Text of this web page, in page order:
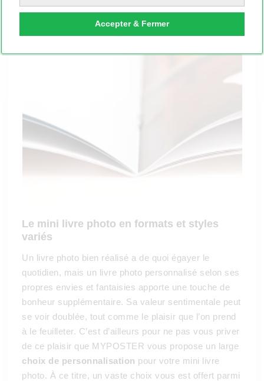
Accepter & Fermer
Faites-vous donc plaisir !
Le mini livre photo en formats et styles
variés
Un livre photo bien réalisé a de quoi égayer le
quotidien, mais un livre photo personnalisé selon ses
propres envies et fantaisies apporte une touche de
bonheur supplémentaire. Sa valeur sentimentale peut
se voir doublée, tout comme le plaisir que l’on prend
à le feuilleter. C’est d’ailleurs pour ne pas vous priver
de ce plaisir que MYPOSTER vous propose un large
choix de personnalisation pour votre mini livre
photo. À ce titre, un vaste choix vous est offert parmi